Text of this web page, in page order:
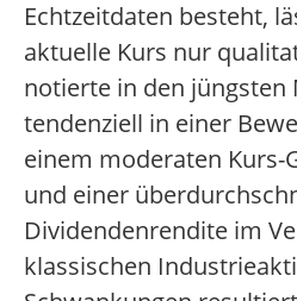
Echtzeitdaten besteht,
aktuelle Kurs nur
notierte in den jüngsten
tendenziell in einer
einem moderaten Kurs-
und einer
Dividendenrendite im
klassischen